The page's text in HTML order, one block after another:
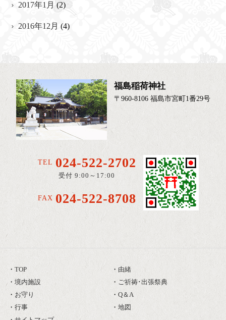
2017年1月 (2)
2016年12月 (4)
福島稲荷神社
〒960-8106 福島市宮町1番29号
TEL 024-522-2702
受付 9:00～17:00
FAX 024-522-8708
TOP
由緒
境内施設
ご祈祷･出張祭典
お守り
Q＆A
行事
地図